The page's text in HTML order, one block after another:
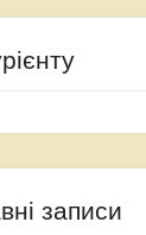
записи